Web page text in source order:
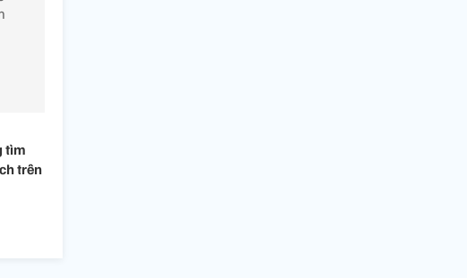
tìm
trên